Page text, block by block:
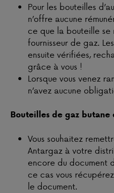
Pour les bouteilles
n’offre aucune
ce que la bouteille
fournisseur de gaz.
ensuite vérifiées,
grâce à vous !
Lorsque vous venez
n’avez aucune
Bouteilles de gaz
Vous souhaitez
Antargaz à votre
encore du document
ce cas vous
le document.